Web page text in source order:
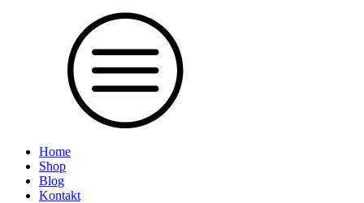
Home
Shop
Blog
Kontakt